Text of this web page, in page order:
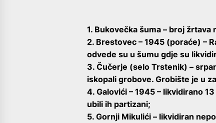
1. Bukovečka šuma – broj
2. Brestovec – 1945 (poraće) –
odvede su u šumu gdje su
3. Čučerje (selo Trstenik) –
iskopali grobove. Grobište je u
4. Galovići – 1945 – likvidirano
ubili ih partizani;
5. Gornji Mikulići – likvidiran